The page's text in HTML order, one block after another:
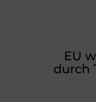
EU
durch